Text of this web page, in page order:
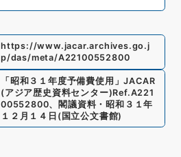
https://www.jacar.archives.go.j
p/das/meta/A22100552800
「昭和３１年度予備費使用 」JACAR
(アジア歴史資料センター)Ref.A221
00552800、閣議資料・昭和３１年
１２月１４日 (国立公文書館)